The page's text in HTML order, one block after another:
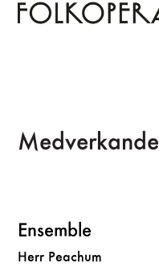
Medverkande
Ensemble
Herr Peachum